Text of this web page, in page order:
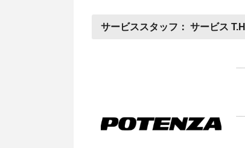
サービススタッフ： サービス T.H